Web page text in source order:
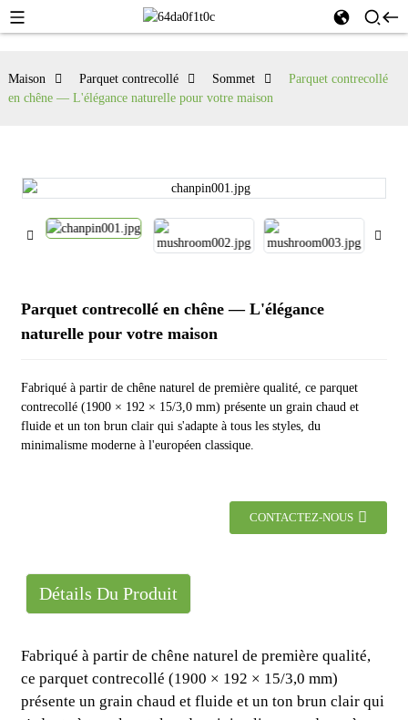
Maison Parquet contrecollé Sommet
Parquet contrecollé
en chêne — L'élégance naturelle pour votre maison
Parquet contrecollé en chêne — L'élégance
naturelle pour votre maison
Fabriqué à partir de chêne naturel de première qualité, ce parquet
contrecollé (1900 × 192 × 15/3,0 mm) présente un grain chaud et
fluide et un ton brun clair qui s'adapte à tous les styles, du
minimalisme moderne à l'européen classique.
CONTACTEZ-NOUS
Détails Du Produit
Fabriqué à partir de chêne naturel de première qualité,
ce parquet contrecollé (1900 × 192 × 15/3,0 mm)
présente un grain chaud et fluide et un ton brun clair qui